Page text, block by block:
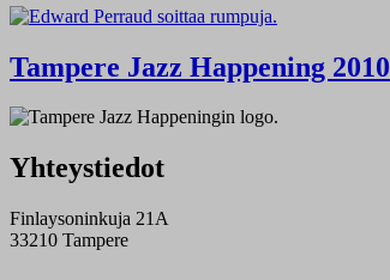
Tampere Jazz Happening 2010
Yhteystiedot
Finlaysoninkuja 21A
33210 Tampere